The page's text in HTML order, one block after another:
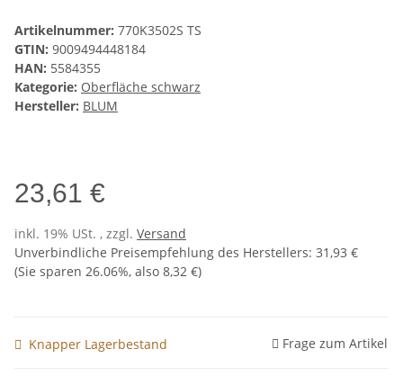
Artikelnummer: 770K3502S TS
GTIN: 9009494448184
HAN: 5584355
Kategorie: Oberfläche schwarz
Hersteller: BLUM
23,61 €
inkl. 19% USt. , zzgl. Versand
Unverbindliche Preisempfehlung des Herstellers: 31,93 €
(Sie sparen 26.06%, also 8,32 €)
Knapper Lagerbestand Frage zum Artikel